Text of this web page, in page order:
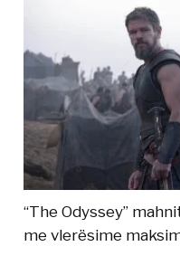
“The Odyssey”
me vlerësime